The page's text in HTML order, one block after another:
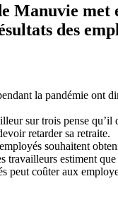
Manuvie met
des
la pandémie ont
sur trois pense
retarder sa retraite.
souhaitent
travailleurs estiment
peut coûter aux